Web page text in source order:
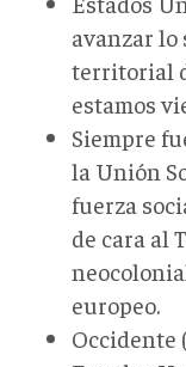
avanzar
territorial
estamos
Siempre
la Unión
fuerza
de cara al
europeo.
Occidente